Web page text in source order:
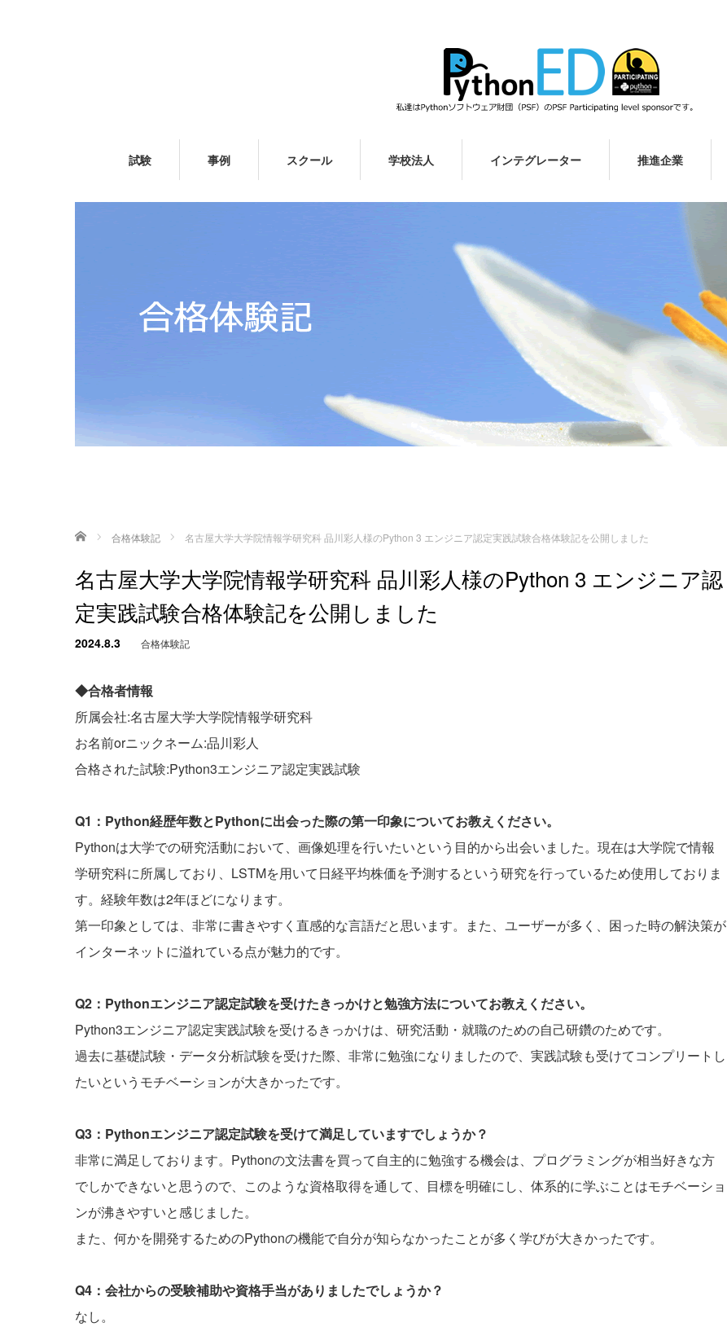
試験 事例 スクール 学校法人 インテグレーター 推進企業
ホーム 合格体験記 名古屋大学大学院情報学研究科 品川彩人様のPython 3 エンジニア認定実践試験合格体験記を公開しました
名古屋大学大学院情報学研究科 品川彩人様のPython 3 エンジニア認
定実践試験合格体験記を公開しました
2024.8.3 合格体験記
◆合格者情報
所属会社:名古屋大学大学院情報学研究科
お名前orニックネーム:品川彩人
合格された試験:Python3エンジニア認定実践試験
Q1：Python経歴年数とPythonに出会った際の第一印象についてお教えください。
Pythonは大学での研究活動において、画像処理を行いたいという目的から出会いました。現在は大学院で情報
学研究科に所属しており、LSTMを用いて日経平均株価を予測するという研究を行っているため使用しておりま
す。経験年数は2年ほどになります。
第一印象としては、非常に書きやすく直感的な言語だと思います。また、ユーザーが多く、困った時の解決策が
インターネットに溢れている点が魅力的です。
Q2：Pythonエンジニア認定試験を受けたきっかけと勉強方法についてお教えください。
Python3エンジニア認定実践試験を受けるきっかけは、研究活動・就職のための自己研鑽のためです。
過去に基礎試験・データ分析試験を受けた際、非常に勉強になりましたので、実践試験も受けてコンプリートし
たいというモチベーションが大きかったです。
Q3：Pythonエンジニア認定試験を受けて満足していますでしょうか？
非常に満足しております。Pythonの文法書を買って自主的に勉強する機会は、プログラミングが相当好きな方
でしかできないと思うので、このような資格取得を通して、目標を明確にし、体系的に学ぶことはモチベーショ
ンが沸きやすいと感じました。
また、何かを開発するためのPythonの機能で自分が知らなかったことが多く学びが大きかったです。
Q4：会社からの受験補助や資格手当がありましたでしょうか？
なし。